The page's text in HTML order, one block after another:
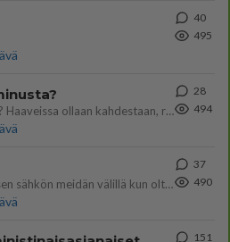
40
495
Yhtä paljon, kuin minä sinusta? Haaveissa ollaan kahdestaan, rauhassa ja lähennytään fyysisesti ja tutustutaan syvemmin
28
494
Muru, sä oot ihana. Tunsitko sen sähkön meidän välillä kun oltiin ihan låhekkäin? 👩‍❤️‍👩❤️😼😘
37
490
151